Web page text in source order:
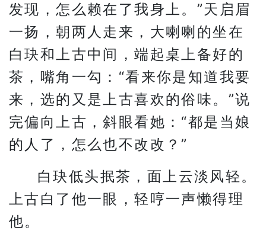
发现，怎么赖在了我身上。”天启眉
一扬，朝两人走来，大喇喇的坐在
白玦和上古中间，端起桌上备好的
茶，嘴角一勾：“看来你是知道我要
来，选的又是上古喜欢的俗味。”说
完偏向上古，斜眼看她：“都是当娘
的人了，怎么也不改改？”
白玦低头抿茶，面上云淡风轻。
上古白了他一眼，轻哼一声懒得理
他。